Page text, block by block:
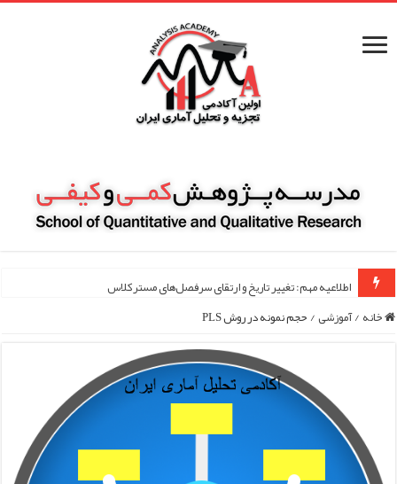
اطلاعیه مهم: تغییر تاریخ و ارتقای سرفصل‌های مسترکلاس مقاله نویسی
خانه/آموزشی/حجم نمونه در روش PLS